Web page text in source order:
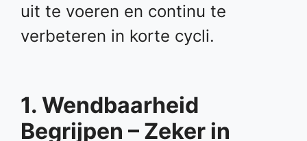
uit te voeren en continu te
verbeteren in korte cycli.
1. Wendbaarheid
Begrijpen – Zeker in